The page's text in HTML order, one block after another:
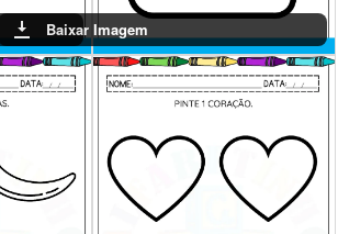
Baixar Imagem